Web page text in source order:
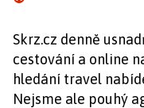
Skrz.cz denně
cestování a online
hledání travel
Nejsme ale pouhý